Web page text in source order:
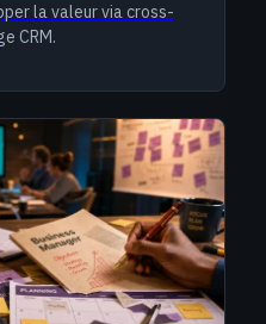
la valeur via cross-
CRM.